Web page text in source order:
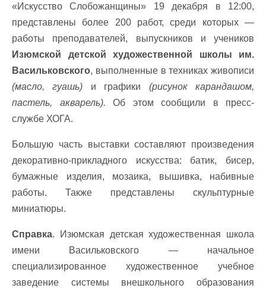
«Искусство Слобожанщины» 19 декабря в 12:00,
представлены более 200 работ, среди которых —
работы преподавателей, выпускников и учеников
Изюмской детской художественной школы им.
Васильковского, выполненные в техниках живописи
(масло, гуашь) и графики (рисунок карандашом,
пастель, акварель). Об этом сообщили в пресс-
службе ХОГА.
Большую часть выставки составляют произведения
декоративно-прикладного искусства: батик, бисер,
бумажные изделия, мозаика, вышивка, набивные
работы. Также представлены скульптурные
миниатюры.
Справка. Изюмская детская художественная школа
имени Васильковского — начальное
специализированное художественное учебное
заведение системы внешкольного образования